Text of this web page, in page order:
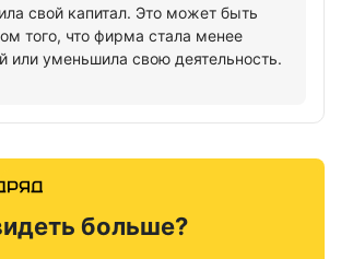
свой капитал. Это может быть
того, что фирма стала менее
или уменьшила свою деятельность.
больше?